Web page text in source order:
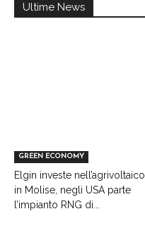
Ultime News
GREEN ECONOMY
Elgin investe nell’agrivoltaico
in Molise, negli USA parte
l’impianto RNG di...